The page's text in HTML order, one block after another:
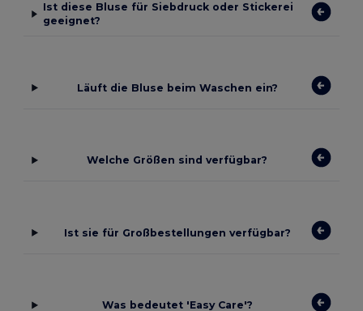
Ist diese Bluse für Siebdruck oder Stickerei
geeignet?
Läuft die Bluse beim Waschen ein?
Welche Größen sind verfügbar?
Ist sie für Großbestellungen verfügbar?
Was bedeutet 'Easy Care'?